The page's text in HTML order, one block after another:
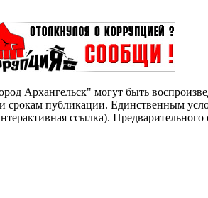
Архангельск" могут быть
публикации. Единственным
ссылка).